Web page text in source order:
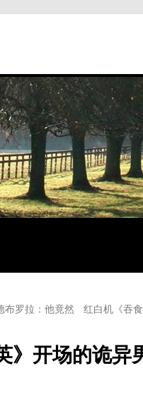
罗拉：他竟然
红白机《吞
》开场的诡异